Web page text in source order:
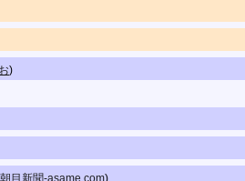
)
朝目新聞-asame.com)